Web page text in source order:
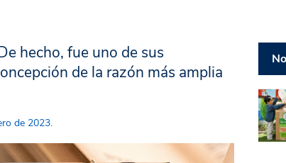
hecho, fue uno de sus
de la razón más amplia
de 2023.